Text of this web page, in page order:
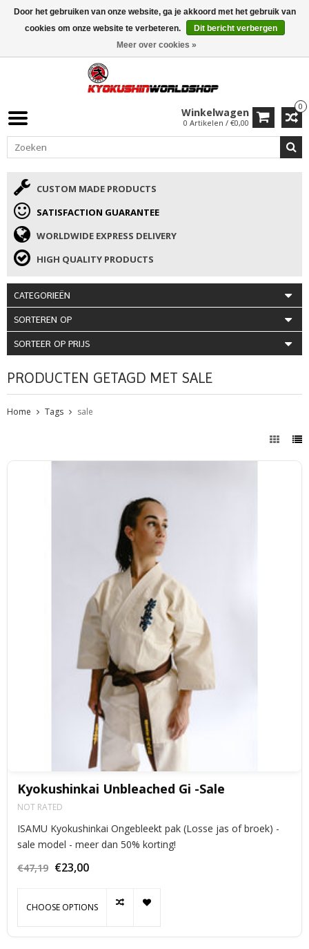
ISAMU SUMMER DEALS• 10% Korting + cadeau vanaf €169 →
0
Winkelwagen
0 Artikelen / €0,00
CUSTOM MADE PRODUCTS
SATISFACTION GUARANTEE
WORLDWIDE EXPRESS DELIVERY
HIGH QUALITY PRODUCTS
CATEGORIEËN
SORTEREN OP
SORTEER OP PRIJS
PRODUCTEN GETAGD MET SALE
Home Tags sale
Kyokushinkai Unbleached Gi -Sale
NOT RATED
ISAMU Kyokushinkai Ongebleekt pak (Losse jas of broek) -
sale model - meer dan 50% korting!
€47,19 €23,00
CHOOSE OPTIONS
Door het gebruiken van onze website, ga je akkoord met het gebruik van
cookies om onze website te verbeteren.
Dit bericht verbergen
Meer over cookies »